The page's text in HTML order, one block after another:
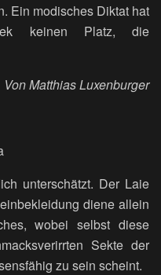
Ein modisches Diktat hat
keinen Platz, die
Von Matthias Luxenburger
unterschätzt. Der Laie
diene allein
wobei selbst diese
Sekte der
zu sein scheint.